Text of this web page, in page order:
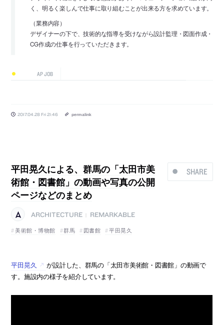
く、明るく楽しんで仕事に取り組むことが出来る方を求めています。
（業務内容）
デザイナーの下で、技術的な指導を受けながら設計監理・図面作成・
CG作成の仕事を行っていただきます。
AP JOB
2017.04.28 Fri 21:46 permalink
SHARE
平田晃久による、群馬の「太田市美
術館・図書館」の動画や写真の公開
ページなどのまとめ
ARCHITECTURE
REMARKABLE
美術館・博物館
群馬 図書館 平田晃久
平田晃久
が設計した、群馬の「太田市美術館・図書館」の動画で
す。施設内の様子を紹介しています。